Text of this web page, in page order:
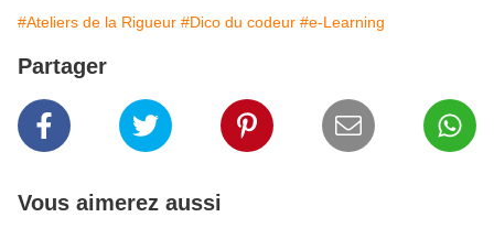
#Ateliers de la Rigueur #Dico du codeur #e-Learning
Partager
Vous aimerez aussi